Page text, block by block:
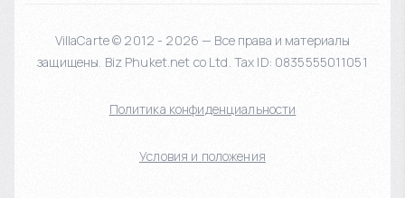
VillaCarte © 2012 - 2026 — Все права и материалы
защищены. Biz Phuket.net co Ltd. Tax ID: 0835555011051
Политика конфиденциальности
Условия и положения